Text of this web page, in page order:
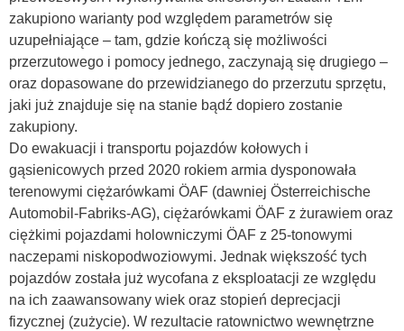
zakupiono warianty pod względem parametrów się
uzupełniające – tam, gdzie kończą się możliwości
przerzutowego i pomocy jednego, zaczynają się drugiego –
oraz dopasowane do przewidzianego do przerzutu sprzętu,
jaki już znajduje się na stanie bądź dopiero zostanie
zakupiony.
Do ewakuacji i transportu pojazdów kołowych i
gąsienicowych przed 2020 rokiem armia dysponowała
terenowymi ciężarówkami ÖAF (dawniej Österreichische
Automobil-Fabriks-AG), ciężarówkami ÖAF z żurawiem oraz
ciężkimi pojazdami holowniczymi ÖAF z 25-tonowymi
naczepami niskopodwoziowymi. Jednak większość tych
pojazdów została już wycofana z eksploatacji ze względu
na ich zaawansowany wiek oraz stopień deprecjacji
fizycznej (zużycie). W rezultacie ratownictwo wewnętrzne